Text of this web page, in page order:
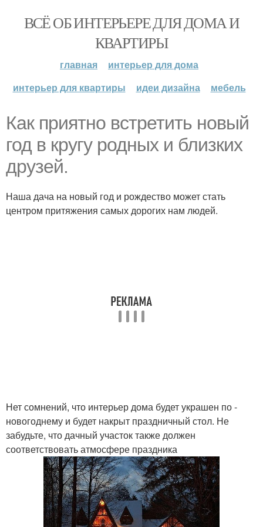
ВСЁ ОБ ИНТЕРЬЕРЕ ДЛЯ ДОМА И
КВАРТИРЫ
главная
интерьер для дома
интерьер для квартиры
идеи дизайна мебель
Как приятно встретить новый
год в кругу родных и близких
друзей.
Наша дача на новый год и рождество может стать
центром притяжения самых дорогих нам людей.
Нет сомнений, что интерьер дома будет украшен по -
новогоднему и будет накрыт праздничный стол. Не
забудьте, что дачный участок также должен
соответствовать атмосфере праздника